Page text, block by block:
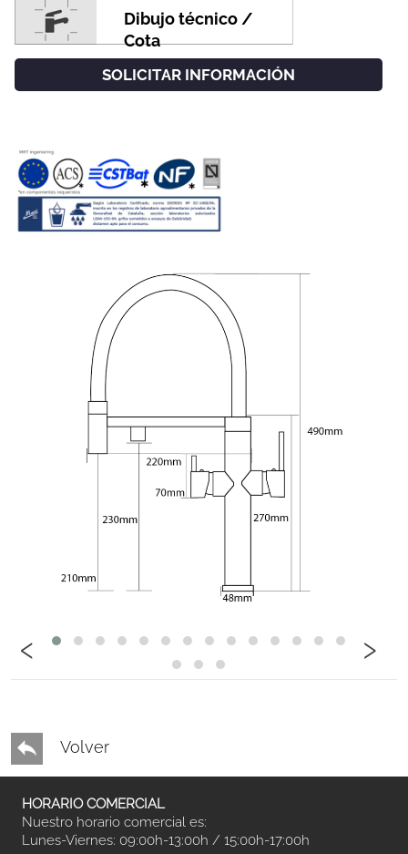
‹ ›
Dibujo técnico /
Cota
SOLICITAR INFORMACIÓN
Volver
HORARIO COMERCIAL
Nuestro horario comercial es:
Lunes-Viernes: 09:00h-13:00h / 15:00h-17:00h